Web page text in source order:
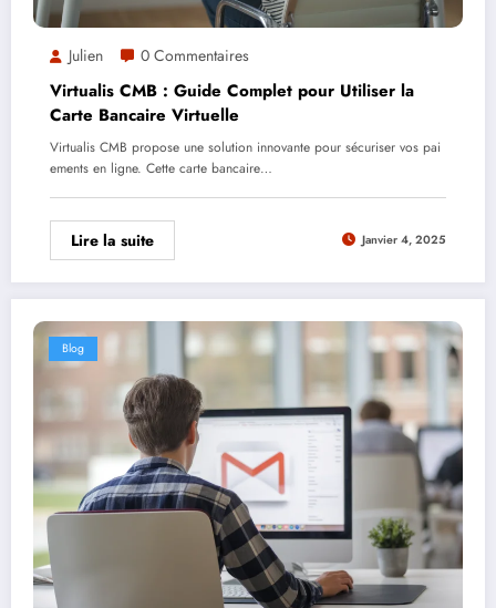
Julien 0 Commentaires
Virtualis CMB : Guide Complet pour Utiliser la
Carte Bancaire Virtuelle
Virtualis CMB propose une solution innovante pour sécuriser vos pai
ements en ligne. Cette carte bancaire…
Lire la suite Janvier 4, 2025
Blog